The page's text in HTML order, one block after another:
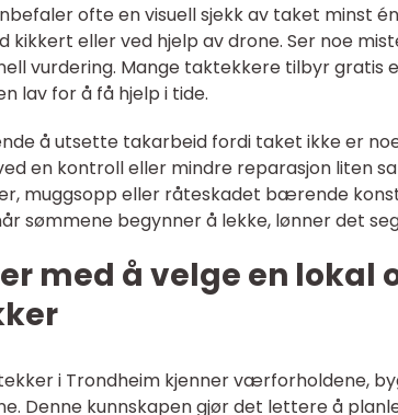
ofte en visuell sjekk av taket minst
kikkert eller ved hjelp av drone. Ser noe
vurdering. Mange taktekkere tilbyr gratis
lav for å få hjelp i tide.
å utsette takarbeid fordi taket ikke er
en kontroll eller mindre reparasjon liten
muggsopp eller råteskadet bærende
sømmene begynner å lekke, lønner det
med å velge en lokal
i Trondheim kjenner værforholdene,
Denne kunnskapen gjør det lettere å